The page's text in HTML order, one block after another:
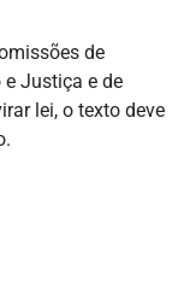
de
e Justiça e de
lei, o texto deve